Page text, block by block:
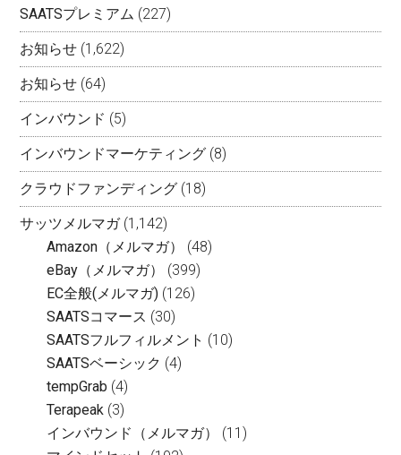
SAATSプレミアム (227)
お知らせ (1,622)
お知らせ (64)
インバウンド (5)
インバウンドマーケティング (8)
クラウドファンディング (18)
サッツメルマガ(1,142)
Amazon（メルマガ）
(48)
eBay（メルマガ）
(399)
EC全般(メルマガ) (126)
SAATSコマース (30)
SAATSフルフィルメント (10)
SAATSベーシック (4)
tempGrab (4)
Terapeak (3)
インバウンド（メルマガ）
(11)